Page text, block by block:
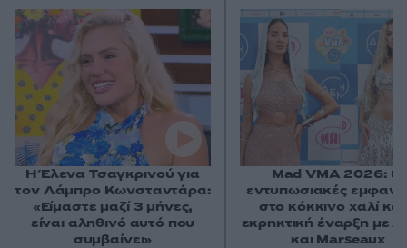
Η Έλενα Τσαγκρινού για
τον Λάμπρο Κωνσταντάρα:
«Είμαστε μαζί 3 μήνες,
είναι αληθινό αυτό που
συμβαίνει»
Mad VMA 2026: Οι
εντυπωσιακές
στο κόκκινο χαλί
εκρηκτική έναρξη με
και Marseaux